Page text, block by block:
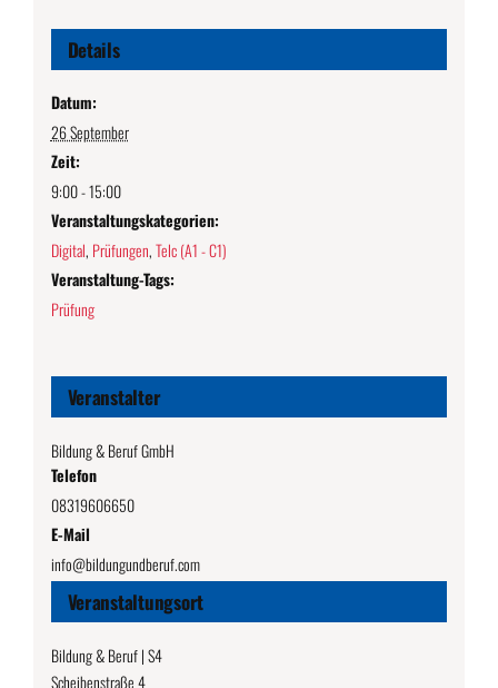
Details
Datum:
26 September
Zeit:
9:00 - 15:00
Veranstaltungskategorien:
Digital, Prüfungen,Telc (A1 - C1)
Veranstaltung-Tags:
Prüfung
Veranstaltungsort
Bildung & Beruf | S4
Scheibenstraße 4
Veranstalter
Bildung & Beruf GmbH
Telefon
08319606650
E-Mail
info@bildungundberuf.com